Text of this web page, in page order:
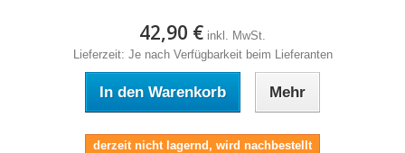
42,90 € inkl. MwSt.
Lieferzeit: Je nach Verfügbarkeit beim Lieferanten
In den Warenkorb Mehr
derzeit nicht lagernd, wird nachbestellt